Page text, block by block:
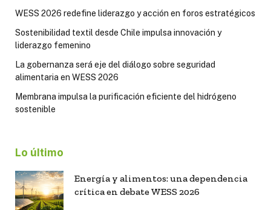
WESS 2026 redefine liderazgo y acción en foros estratégicos
Sostenibilidad textil desde Chile impulsa innovación y
liderazgo femenino
La gobernanza será eje del diálogo sobre seguridad
alimentaria en WESS 2026
Membrana impulsa la purificación eficiente del hidrógeno
sostenible
Lo último
Energía y alimentos: una dependencia
crítica en debate WESS 2026